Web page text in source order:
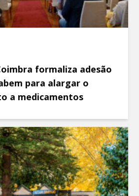
formaliza adesão
para alargar o
a medicamentos